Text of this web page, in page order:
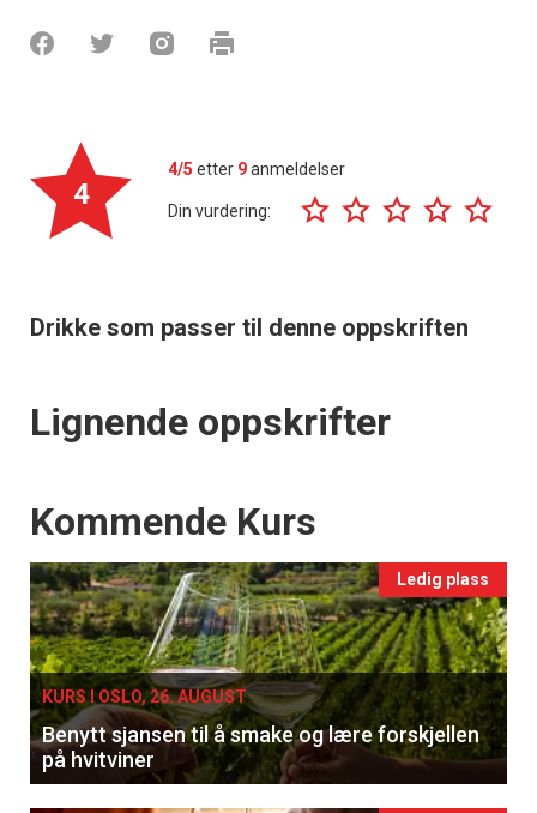
4
4/5 etter 9anmeldelser
Din vurdering:
Drikke som passer til denne oppskriften
Lignende oppskrifter
Events
Kommende Kurs
Ledig plass
KURS I OSLO, 26. AUGUST
Benytt sjansen til å smake og lære forskjellen
på hvitviner